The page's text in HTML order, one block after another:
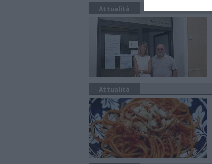
Attualità
Attualità